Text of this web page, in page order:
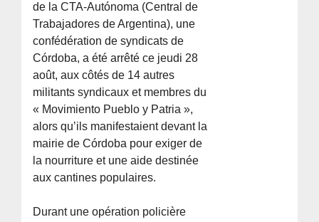
de la CTA-Autónoma (Central de
Trabajadores de Argentina), une
confédération de syndicats de
Córdoba, a été arrêté ce jeudi 28
août, aux côtés de 14 autres
militants syndicaux et membres du
« Movimiento Pueblo y Patria »,
alors qu’ils manifestaient devant la
mairie de Córdoba pour exiger de
la nourriture et une aide destinée
aux cantines populaires.
Durant une opération policière